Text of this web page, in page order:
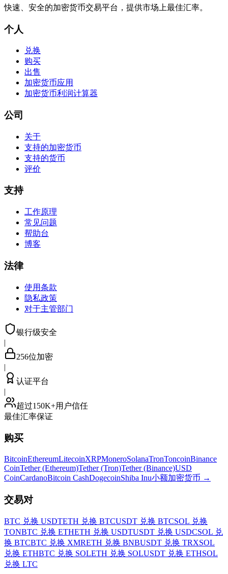
快速、安全的加密货币交易平台，提供市场上最佳汇率。
个人
兑换
购买
出售
加密货币应用
加密货币利润计算器
公司
关于
支持的加密货币
支持的货币
评价
支持
工作原理
常见问题
帮助台
博客
法律
使用条款
隐私政策
对于主管部门
银行级安全
|
256位加密
|
认证平台
|
超过150K+用户信任
最佳汇率保证
购买
BitcoinEthereumLitecoinXRPMoneroSolanaTronToncoinBinance
CoinTether (Ethereum)Tether (Tron)Tether (Binance)USD
CoinCardanoBitcoin CashDogecoinShiba Inu小额加密货币 →
交易对
BTC 兑换 USDTETH 兑换 BTCUSDT 兑换 BTCSOL 兑换
TONBTC 兑换 ETHETH 兑换 USDTUSDT 兑换 USDCSOL 兑
换 BTCBTC 兑换 XMRETH 兑换 BNBUSDT 兑换 TRXSOL
兑换 ETHBTC 兑换 SOLETH 兑换 SOLUSDT 兑换 ETHSOL
兑换 LTC